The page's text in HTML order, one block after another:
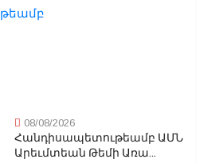
08/08/2026
Հանդիսապետութեամբ ԱՄՆ
Արեւմտեան Թեմի Առա...